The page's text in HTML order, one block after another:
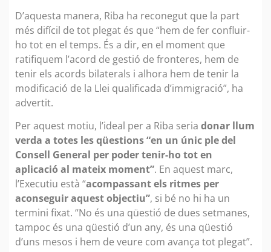
D’aquesta manera, Riba ha reconegut que la part
més difícil de tot plegat és que “hem de fer confluir-
ho tot en el temps. És a dir, en el moment que
ratifiquem l’acord de gestió de fronteres, hem de
tenir els acords bilaterals i alhora hem de tenir la
modificació de la Llei qualificada d’immigració”, ha
advertit.
Per aquest motiu, l’ideal per a Riba seria donar llum
verda a totes les qüestions “en un únic ple del
Consell General per poder tenir-ho tot en
aplicació al mateix moment”. En aquest marc,
l’Executiu està “acompassant els ritmes per
aconseguir aquest objectiu”, si bé no hi ha un
termini fixat. “No és una qüestió de dues setmanes,
tampoc és una qüestió d’un any, és una qüestió
d’uns mesos i hem de veure com avança tot plegat”.